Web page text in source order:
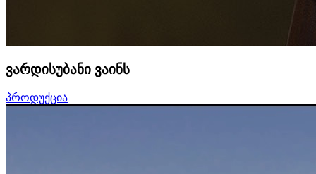
ვარდისუბანი ვაინს
პროდუქცია